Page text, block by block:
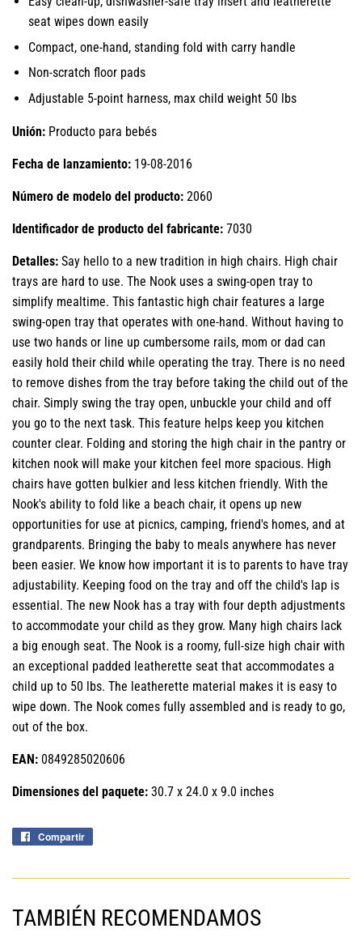
seat wipes down easily
Compact, one-hand, standing fold with carry handle
Non-scratch floor pads
Adjustable 5-point harness, max child weight 50 lbs
Unión: Producto para bebés
Fecha de lanzamiento: 19-08-2016
Número de modelo del producto: 2060
Identificador de producto del fabricante: 7030
Detalles: Say hello to a new tradition in high chairs. High chair
trays are hard to use. The Nook uses a swing-open tray to
simplify mealtime. This fantastic high chair features a large
swing-open tray that operates with one-hand. Without having to
use two hands or line up cumbersome rails, mom or dad can
easily hold their child while operating the tray. There is no need
to remove dishes from the tray before taking the child out of the
chair. Simply swing the tray open, unbuckle your child and off
you go to the next task. This feature helps keep you kitchen
counter clear. Folding and storing the high chair in the pantry or
kitchen nook will make your kitchen feel more spacious. High
chairs have gotten bulkier and less kitchen friendly. With the
Nook's ability to fold like a beach chair, it opens up new
opportunities for use at picnics, camping, friend's homes, and at
grandparents. Bringing the baby to meals anywhere has never
been easier. We know how important it is to parents to have tray
adjustability. Keeping food on the tray and off the child's lap is
essential. The new Nook has a tray with four depth adjustments
to accommodate your child as they grow. Many high chairs lack
a big enough seat. The Nook is a roomy, full-size high chair with
an exceptional padded leatherette seat that accommodates a
child up to 50 lbs. The leatherette material makes it is easy to
wipe down. The Nook comes fully assembled and is ready to go,
out of the box.
EAN: 0849285020606
Dimensiones del paquete: 30.7 x 24.0 x 9.0 inches
Compartir
TAMBIÉN RECOMENDAMOS